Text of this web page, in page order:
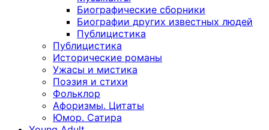
Биографические сборники
Биографии других известных людей
Публицистика
Публицистика
Исторические романы
Ужасы и мистика
Поэзия и стихи
Фольклор
Афоризмы. Цитаты
Юмор. Сатира